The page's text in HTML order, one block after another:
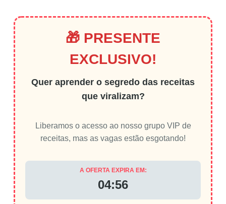
🎁 PRESENTE
EXCLUSIVO!
Quer aprender o segredo das receitas
que viralizam?
Liberamos o acesso ao nosso grupo VIP de
receitas, mas as vagas estão esgotando!
A OFERTA EXPIRA EM:
04:56